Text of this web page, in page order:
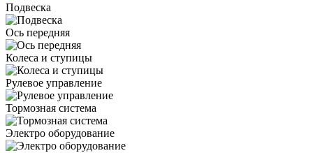
Подвеска
Ось передняя
Колеса и ступицы
Рулевое управление
Тормозная система
Электро оборудование